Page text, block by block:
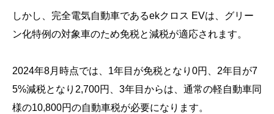
しかし、完全電気自動車であるekクロス EVは、グリー
ン化特例の対象車のため免税と減税が適応されます。
2024年8月時点では、1年目が免税となり0円、2年目が7
5%減税となり2,700円、3年目からは、通常の軽自動車同
様の10,800円の自動車税が必要になります。